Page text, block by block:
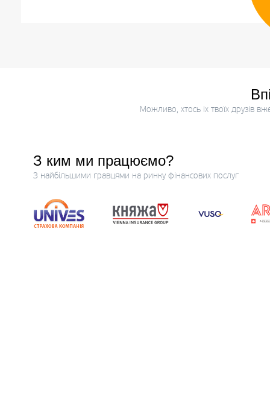
Можливо, хтось іх твоїх друзів
З ким ми працюємо?
З найбільшими гравцями на ринку фінансових послуг